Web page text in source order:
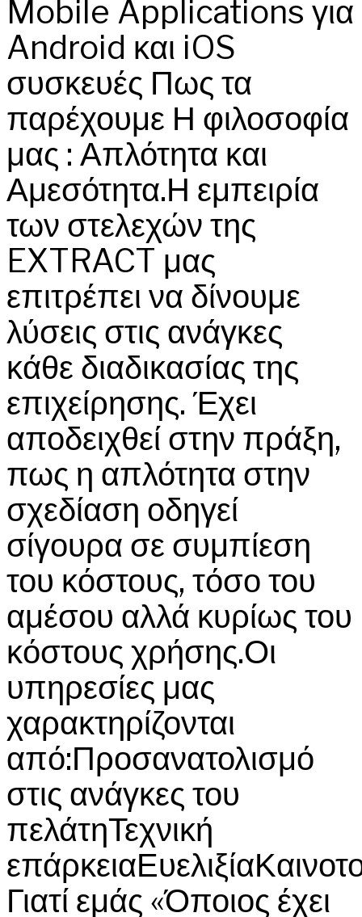
Mobile Applications για
Android και iOS
συσκευές Πως τα
παρέχουμε Η φιλοσοφία
μας : Απλότητα και
Αμεσότητα.Η εμπειρία
των στελεχών της
EXTRACT μας
επιτρέπει να δίνουμε
λύσεις στις ανάγκες
κάθε διαδικασίας της
επιχείρησης. Έχει
αποδειχθεί στην πράξη,
πως η απλότητα στην
σχεδίαση οδηγεί
σίγουρα σε συμπίεση
του κόστους, τόσο του
αμέσου αλλά κυρίως του
κόστους χρήσης.Οι
υπηρεσίες μας
χαρακτηρίζονται
από:Προσανατολισμό
στις ανάγκες του
πελάτηΤεχνική
Γιατί εμάς «Όποιος έχει